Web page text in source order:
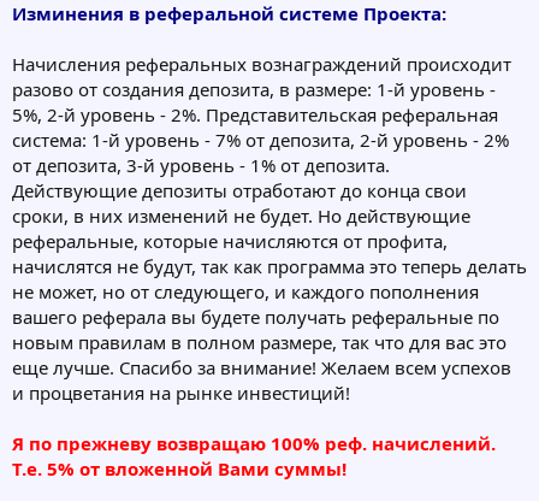
Изминения в реферальной системе Проекта:
Начисления реферальных вознаграждений происходит
разово от создания депозита, в размере: 1-й уровень -
5%, 2-й уровень - 2%. Представительская реферальная
система: 1-й уровень - 7% от депозита, 2-й уровень - 2%
от депозита, 3-й уровень - 1% от депозита.
Действующие депозиты отработают до конца свои
сроки, в них изменений не будет. Но действующие
реферальные, которые начисляются от профита,
начислятся не будут, так как программа это теперь делать
не может, но от следующего, и каждого пополнения
вашего реферала вы будете получать реферальные по
новым правилам в полном размере, так что для вас это
еще лучше. Спасибо за внимание! Желаем всем успехов
и процветания на рынке инвестиций!
Я по прежневу возвращаю 100% реф. начислений.
Т.е. 5% от вложенной Вами суммы!